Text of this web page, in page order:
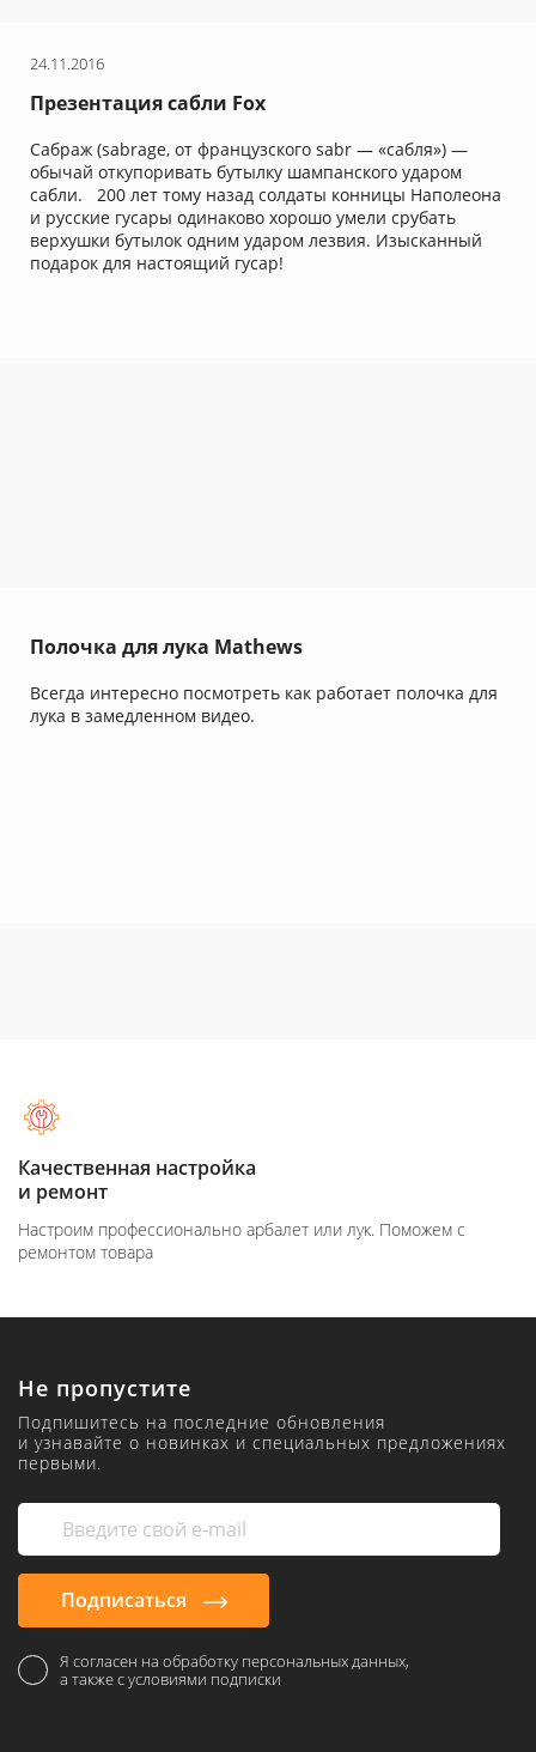
24.11.2016
Презентация сабли Fox
Сабраж (sabrage, от французского sabr — «сабля») —
обычай откупоривать бутылку шампанского ударом
сабли. 200 лет тому назад солдаты конницы Наполеона
и русские гусары одинаково хорошо умели срубать
верхушки бутылок одним ударом лезвия. Изысканный
подарок для настоящий гусар!
Полочка для лука Mathews
Всегда интересно посмотреть как работает полочка для
лука в замедленном видео.
Качественная настройка
и ремонт
Настроим профессионально арбалет или лук. Поможем с
ремонтом товара
Не пропустите
Подпишитесь на последние обновления
и узнавайте о новинках и специальных предложениях
первыми.
Подписаться
Я согласен на обработку персональных данных,
а также с условиями подписки